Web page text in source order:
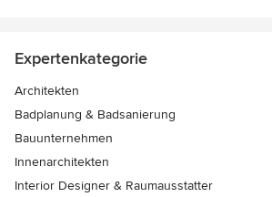
Expertenkategorie
Architekten
Badplanung & Badsanierung
Bauunternehmen
Innenarchitekten
Interior Designer & Raumausstatter